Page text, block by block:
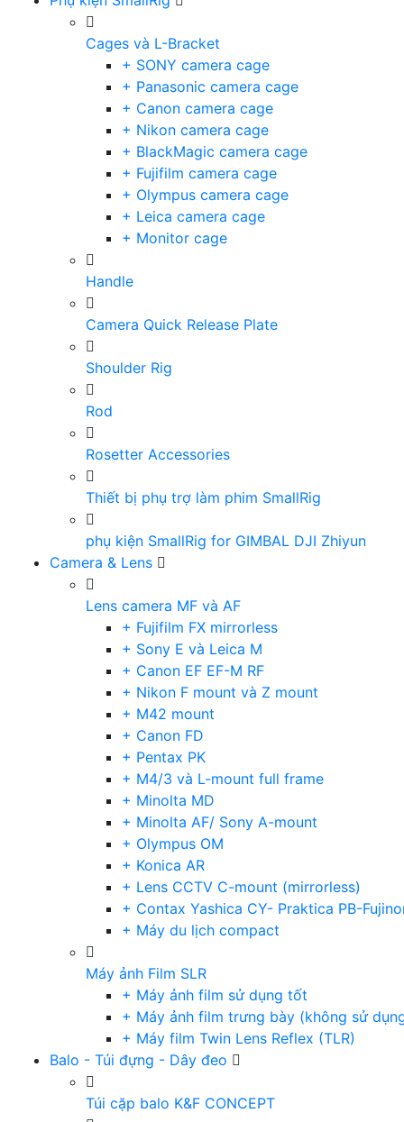
Cages và L-Bracket
+ SONY camera cage
+ Panasonic camera cage
+ Canon camera cage
+ Nikon camera cage
+ BlackMagic camera cage
+ Fujifilm camera cage
+ Olympus camera cage
+ Leica camera cage
+ Monitor cage
Handle
Camera Quick Release Plate
Shoulder Rig
Rod
Rosetter Accessories
Thiết bị phụ trợ làm phim SmallRig
phụ kiện SmallRig for GIMBAL DJI Zhiyun
Camera & Lens
Lens camera MF và AF
+ Fujifilm FX mirrorless
+ Sony E và Leica M
+ Canon EF EF-M RF
+ Nikon F mount và Z mount
+ M42 mount
+ Canon FD
+ Pentax PK
+ M4/3 và L-mount full frame
+ Minolta MD
+ Minolta AF/ Sony A-mount
+ Olympus OM
+ Konica AR
+ Lens CCTV C-mount (mirrorless)
+ Contax Yashica CY- Praktica PB-
+ Máy du lịch compact
Máy ảnh Film SLR
+ Máy ảnh film sử dụng tốt
+ Máy ảnh film trưng bày (không sử
+ Máy film Twin Lens Reflex (TLR)
Balo - Túi đựng - Dây đeo
Túi cặp balo K&F CONCEPT